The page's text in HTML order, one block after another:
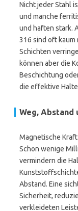
Nicht jeder Stahl
und manche
und haften stark.
316 sind oft kaum
Schichten
können aber die
Beschichtung
die effektive
Weg, Abstand
Magnetische
Schon wenige
vermindern die
Abstand. Eine
Sicherheit,
verkleideten